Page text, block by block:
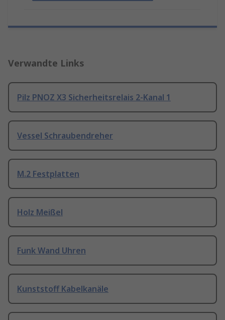
Verwandte Links
Pilz PNOZ X3 Sicherheitsrelais 2-Kanal 1
Vessel Schraubendreher
M.2 Festplatten
Holz Meißel
Funk Wand Uhren
Kunststoff Kabelkanäle